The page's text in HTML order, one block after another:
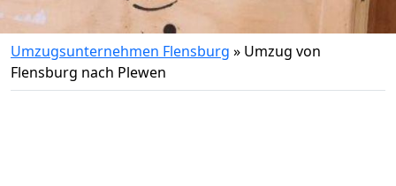
Umzugsunternehmen Flensburg » Umzug von
Flensburg nach Plewen